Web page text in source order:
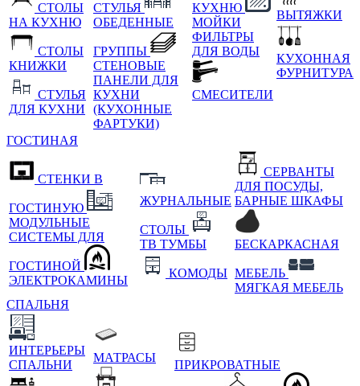
СТОЛЫ
НА КУХНЮ
СТОЛЫ
КНИЖКИ
СТУЛЬЯ
ДЛЯ КУХНИ
СТУЛЬЯ
ОБЕДЕННЫЕ
ГРУППЫ
СТЕНОВЫЕ
ПАНЕЛИ ДЛЯ
КУХНИ
(КУХОННЫЕ
ФАРТУКИ)
КУХНЮ
МОЙКИ
ФИЛЬТРЫ
ДЛЯ ВОДЫ
СМЕСИТЕЛИ
ВЫТЯЖКИ
КУХОННАЯ
ФУРНИТУРА
ГОСТИНАЯ
СТЕНКИ В
ГОСТИНУЮ
МОДУЛЬНЫЕ
СИСТЕМЫ ДЛЯ
ГОСТИНОЙ
ЭЛЕКТРОКАМИНЫ
ЖУРНАЛЬНЫЕ
СТОЛЫ
ТВ ТУМБЫ
КОМОДЫ
СЕРВАНТЫ
ДЛЯ ПОСУДЫ,
БАРНЫЕ ШКАФЫ
БЕСКАРКАСНАЯ
МЕБЕЛЬ
МЯГКАЯ МЕБЕЛЬ
СПАЛЬНЯ
ИНТЕРЬЕРЫ
СПАЛЬНИ
МАТРАСЫ
ПРИКРОВАТНЫЕ